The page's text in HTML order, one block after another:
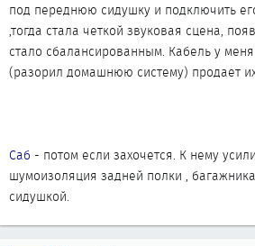
под переднюю сидушку и подключить
,тогда стала четкой звуковая сцена,
стало сбалансированным. Кабель у
(разорил домашнюю систему) продает
Саб - потом если захочется. К нему
шумоизоляция задней полки ,
сидушкой.